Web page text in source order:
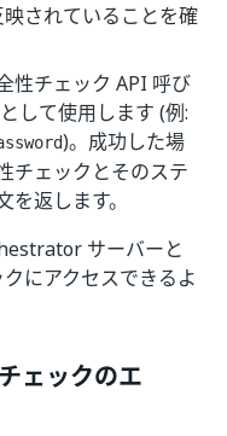
されていることを確
性チェック API 呼び
して使用します (例:
)。成功した場
チェックとそのステ
返します。
サーバーと
にアクセスできるよ
ェックのエ